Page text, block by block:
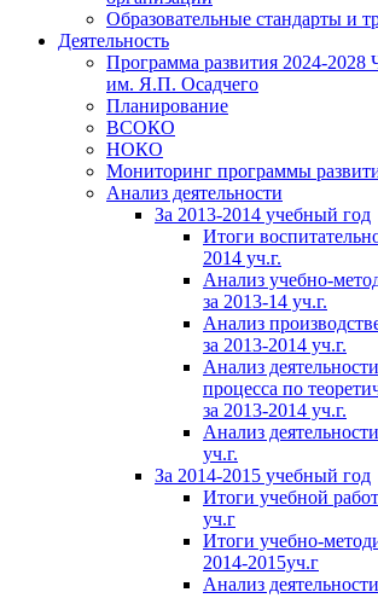
Образовательные стандарты и
Деятельность
Программа развития 2024-
им. Я.П. Осадчего
Планирование
ВСОКО
НОКО
Мониторинг программы
Анализ деятельности
За 2013-2014 учебный год
Итоги
2014 уч.г.
Анализ учебно-
за 2013-14 уч.г.
Анализ
за 2013-2014 уч.г.
Анализ
процесса по
за 2013-2014 уч.г.
Анализ
уч.г.
За 2014-2015 учебный год
Итоги учебной
уч.г
Итоги учебно-
2014-2015уч.г
Анализ